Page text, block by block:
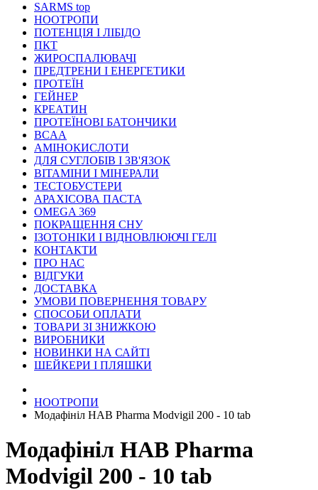
SARMS top
НООТРОПИ
ПОТЕНЦІЯ І ЛІБІДО
ПКТ
ЖИРОСПАЛЮВАЧІ
ПРЕДТРЕНИ І ЕНЕРГЕТИКИ
ПРОТЕЇН
ГЕЙНЕР
КРЕАТИН
ПРОТЕЇНОВІ БАТОНЧИКИ
BCAA
АМІНОКИСЛОТИ
ДЛЯ СУГЛОБІВ І ЗВ'ЯЗОК
ВІТАМІНИ І МІНЕРАЛИ
ТЕСТОБУСТЕРИ
АРАХІСОВА ПАСТА
OMEGA 369
ПОКРАЩЕННЯ СНУ
ІЗОТОНІКИ І ВІДНОВЛЮЮЧІ ГЕЛІ
КОНТАКТИ
ПРО НАС
ВІДГУКИ
ДОСТАВКА
УМОВИ ПОВЕРНЕННЯ ТОВАРУ
СПОСОБИ ОПЛАТИ
ТОВАРИ ЗІ ЗНИЖКОЮ
ВИРОБНИКИ
НОВИНКИ НА САЙТІ
ШЕЙКЕРИ І ПЛЯШКИ
НООТРОПИ
Модафініл HAB Pharma Modvigil 200 - 10 tab
Модафініл HAB Pharma
Modvigil 200 - 10 tab